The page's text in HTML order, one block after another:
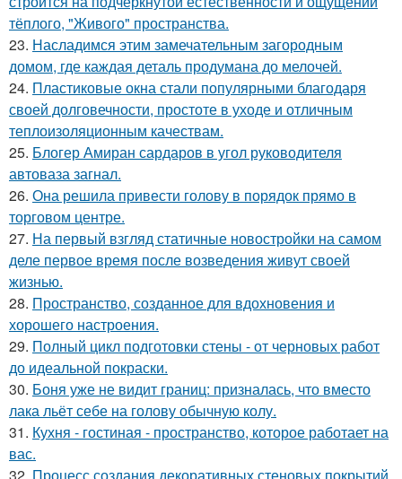
тёплого, "Живого" пространства.
23. Насладимся этим замечательным загородным
домом, где каждая деталь продумана до мелочей.
24. Пластиковые окна стали популярными благодаря
своей долговечности, простоте в уходе и отличным
теплоизоляционным качествам.
25. Блогер Амиран сардаров в угол руководителя
автоваза загнал.
26. Она решила привести голову в порядок прямо в
торговом центре.
27. На первый взгляд статичные новостройки на самом
деле первое время после возведения живут своей
жизнью.
28. Пространство, созданное для вдохновения и
хорошего настроения.
29. Полный цикл подготовки стены - от черновых работ
до идеальной покраски.
30. Боня уже не видит границ: призналась, что вместо
лака льёт себе на голову обычную колу.
31. Кухня - гостиная - пространство, которое работает на
вас.
32. Процесс создания декоративных стеновых покрытий